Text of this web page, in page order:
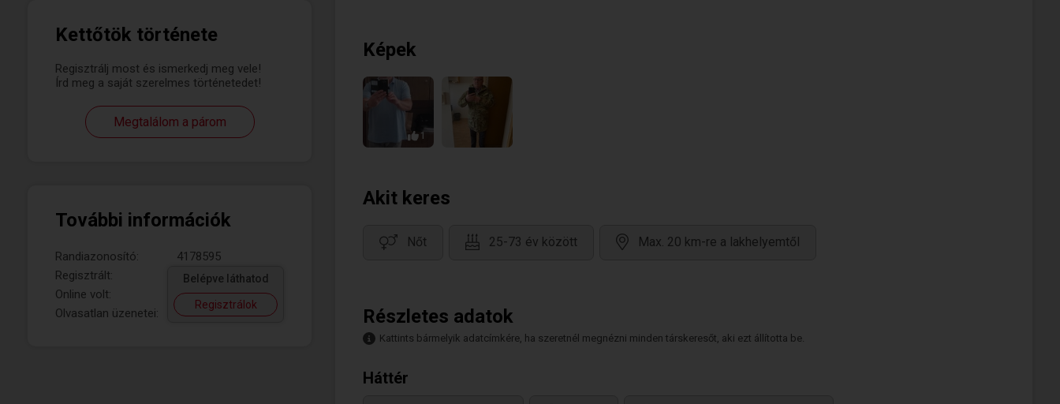
Kettőtök története
Regisztrálj most és ismerkedj meg vele!
Írd meg a saját szerelmes történetedet!
Megtalálom a párom
További információk
Randiazonosító:
4178595
Regisztrált:
Online volt:
Olvasatlan üzenetei:
Belépve láthatod
Regisztrálok
Képek
1
Akit keres
Nőt 25-73 év között Max. 20 km-re a lakhelyemtől
Részletes adatok
Kattints bármelyik adatcímkére, ha szeretnél megnézni minden társkeresőt, aki ezt állította be.
Háttér